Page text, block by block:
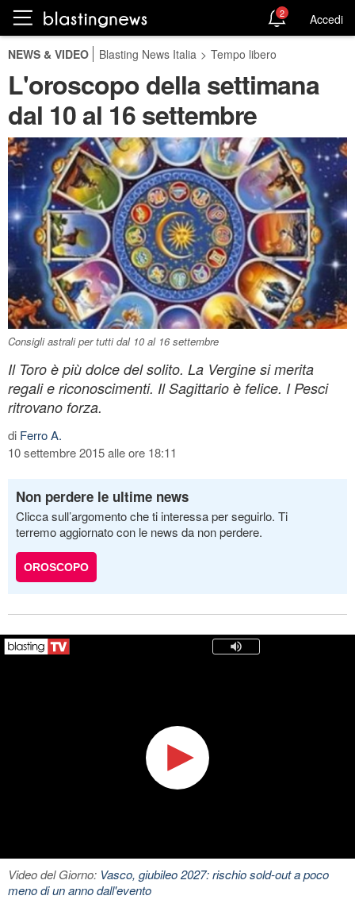
2 Accedi
NEWS & VIDEO Blasting News Italia > Tempo libero
L'oroscopo della settimana
dal 10 al 16 settembre
Consigli astrali per tutti dal 10 al 16 settembre
Il Toro è più dolce del solito. La Vergine si merita
regali e riconoscimenti. Il Sagittario è felice. I Pesci
ritrovano forza.
di Ferro A.
10 settembre 2015 alle ore 18:11
Non perdere le ultime news
Clicca sull’argomento che ti interessa per seguirlo. Ti
terremo aggiornato con le news da non perdere.
OROSCOPO
Video del Giorno: Vasco, giubileo 2027: rischio sold-out a poco
meno di un anno dall'evento